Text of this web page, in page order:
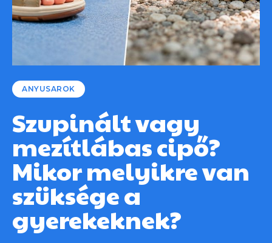
ANYUSAROK
Szupinált vagy
mezítlábas cipő?
Mikor melyikre van
szüksége a
gyerekeknek?